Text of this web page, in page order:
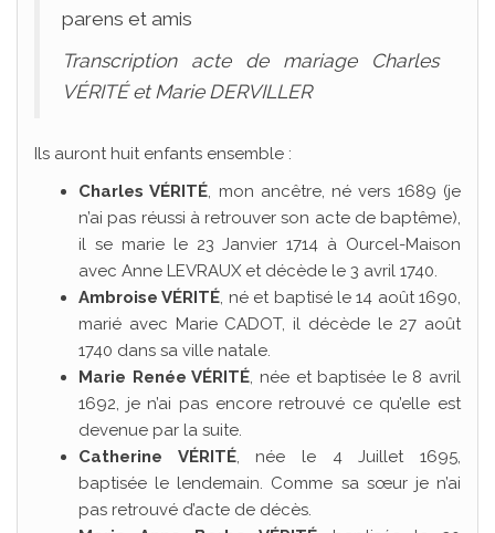
parens et amis
Transcription acte de mariage Charles
VÉRITÉ et Marie DERVILLER
Ils auront huit enfants ensemble :
Charles VÉRITÉ, mon ancêtre, né vers 1689 (je
n’ai pas réussi à retrouver son acte de baptême),
il se marie le 23 Janvier 1714 à Ourcel-Maison
avec Anne LEVRAUX et décède le 3 avril 1740.
Ambroise VÉRITÉ, né et baptisé le 14 août 1690,
marié avec Marie CADOT, il décède le 27 août
1740 dans sa ville natale.
Marie Renée VÉRITÉ, née et baptisée le 8 avril
1692, je n’ai pas encore retrouvé ce qu’elle est
devenue par la suite.
Catherine VÉRITÉ, née le 4 Juillet 1695,
baptisée le lendemain. Comme sa sœur je n’ai
pas retrouvé d’acte de décès.